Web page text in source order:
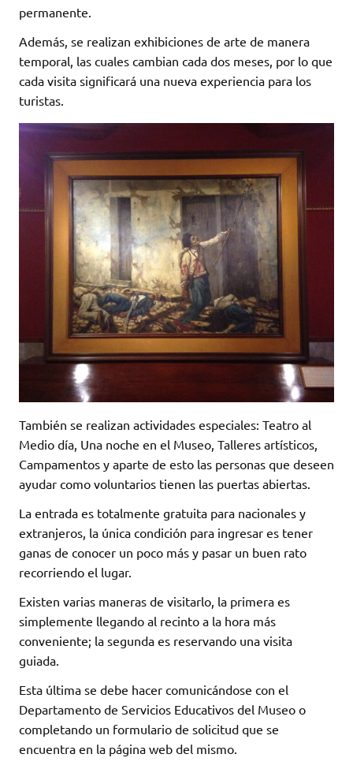
permanente.
Además, se realizan exhibiciones de arte de manera
temporal, las cuales cambian cada dos meses, por lo que
cada visita significará una nueva experiencia para los
turistas.
También se realizan actividades especiales: Teatro al
Medio día, Una noche en el Museo, Talleres artísticos,
Campamentos y aparte de esto las personas que deseen
ayudar como voluntarios tienen las puertas abiertas.
La entrada es totalmente gratuita para nacionales y
extranjeros, la única condición para ingresar es tener
ganas de conocer un poco más y pasar un buen rato
recorriendo el lugar.
Existen varias maneras de visitarlo, la primera es
simplemente llegando al recinto a la hora más
conveniente; la segunda es reservando una visita
guiada.
Esta última se debe hacer comunicándose con el
Departamento de Servicios Educativos del Museo o
completando un formulario de solicitud que se
encuentra en la página web del mismo.